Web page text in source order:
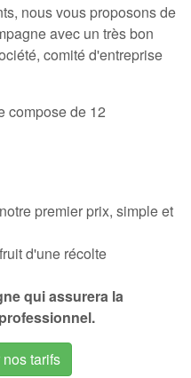
nous vous proposons de
avec un très bon
comité d'entreprise
compose de 12
premier prix, simple et
d'une récolte
qui assurera la
tarifs